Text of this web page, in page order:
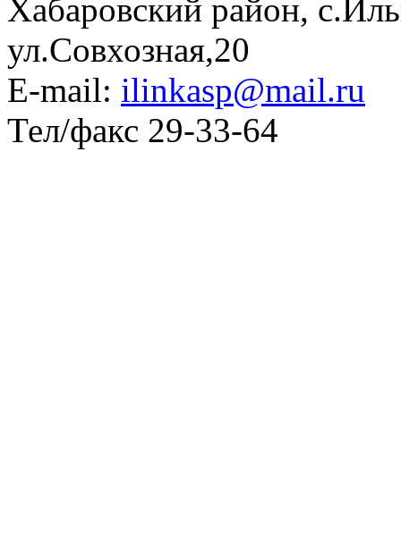
Хабаровский район,
ул.Совхозная,20
E-mail: ilinkasp@mail.ru
Тел/факс 29-33-64